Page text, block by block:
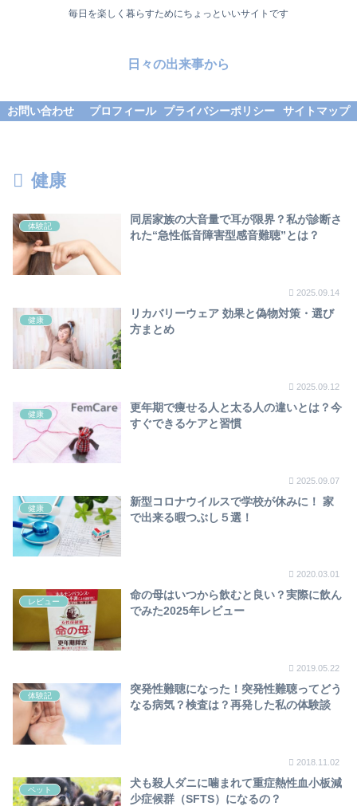
毎日を楽しく暮らすためにちょっといいサイトです
日々の出来事から
お問い合わせ プロフィール プライバシーポリシー サイトマップ
健康
体験記
同居家族の大音量で耳が限界？私が診断さ
れた“急性低音障害型感音難聴”とは？
2025.09.14
健康
リカバリーウェア 効果と偽物対策・選び
方まとめ
2025.09.12
健康
更年期で痩せる人と太る人の違いとは？今
すぐできるケアと習慣
2025.09.07
健康
新型コロナウイルスで学校が休みに！ 家
で出来る暇つぶし５選！
2020.03.01
レビュー
命の母はいつから飲むと良い？実際に飲ん
でみた2025年レビュー
2019.05.22
体験記
突発性難聴になった！突発性難聴ってどう
なる病気？検査は？再発した私の体験談
2018.11.02
ペット
犬も殺人ダニに噛まれて重症熱性血小板減
少症候群（SFTS）になるの？